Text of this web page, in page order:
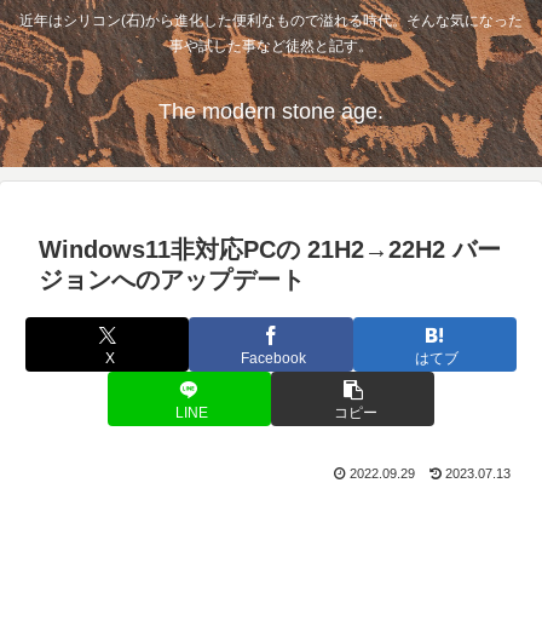
近年はシリコン(石)から進化した便利なもので溢れる時代。そんな気になった
事や試した事など徒然と記す。
The modern stone age.
Windows11非対応PCの 21H2→22H2 バー
ジョンへのアップデート
X Facebook はてブ
LINE コピー
2022.09.29 2023.07.13